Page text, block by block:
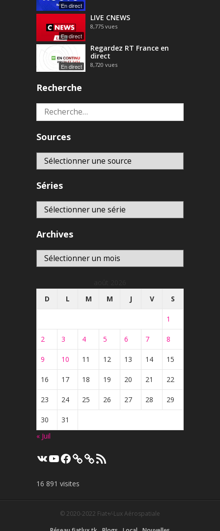
En direct
En direct
LIVE CNEWS
8,775 vues
En direct
Regardez RT France en
direct
8,720 vues
Recherche
Rechercher :
Sources
Séries
Archives
Archives
D
L M M J V S
1
2 3 4 5 6 7 8
9 10 11 12 13 14 15
16 17 18 19 20 21 22
23 24 25 26 27 28 29
30
31
« Juil
VK YouTube
Facebook Flux
RSS
16 891 visites
© 2020-2022 Fiat+⁄-Lux Aérospatiale